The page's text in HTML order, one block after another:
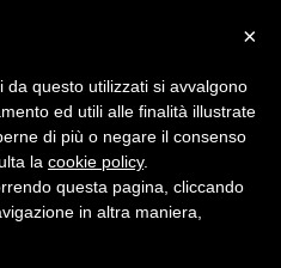
×
questo utilizzati si avvalgono
ed utili alle finalità illustrate
di più o negare il consenso
la cookie policy.
questa pagina, cliccando
in altra maniera,